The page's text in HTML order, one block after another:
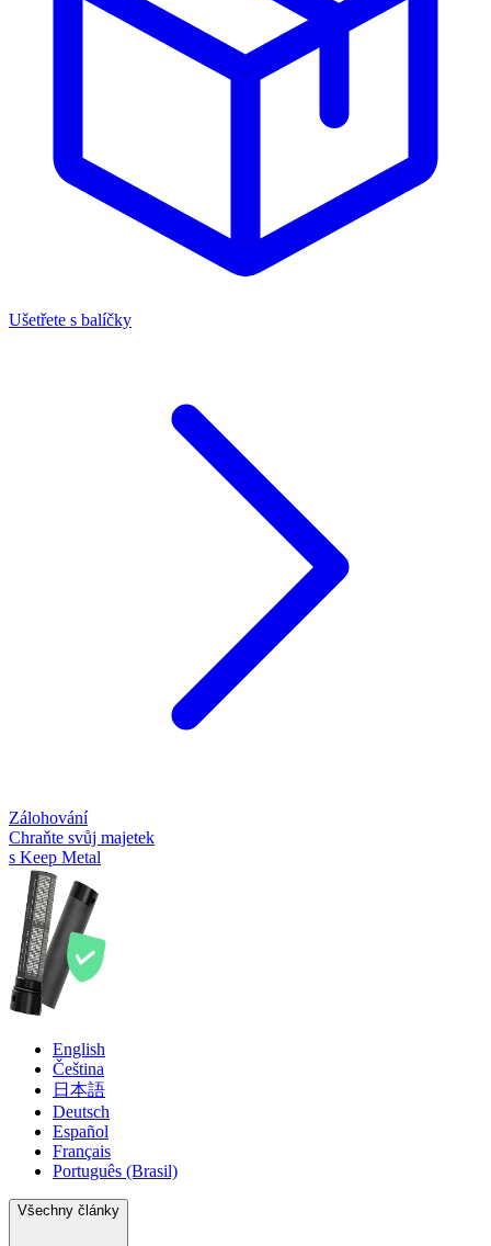
Ušetřete s balíčky
Zálohování
Chraňte svůj majetek
s Keep Metal
English
Čeština
日本語
Deutsch
Español
Français
Português (Brasil)
Všechny články